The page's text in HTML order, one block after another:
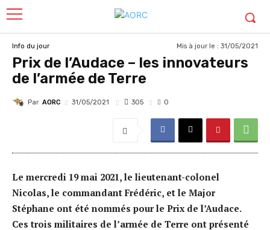
Info du jour Mis à jour le : 31/05/2021
Prix de l’Audace – les innovateurs
de l’armée de Terre
Par AORC 31/05/2021 305 0
Le mercredi 19 mai 2021, le lieutenant-colonel
Nicolas, le commandant Frédéric, et le Major
Stéphane ont été nommés pour le Prix de l’Audace.
Ces trois militaires de l’armée de Terre ont présenté